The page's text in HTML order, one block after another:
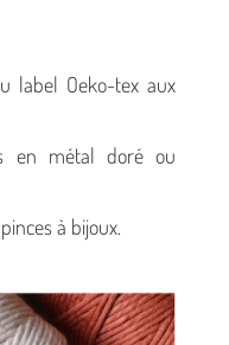
label Oeko-tex aux
en métal doré ou
à bijoux.